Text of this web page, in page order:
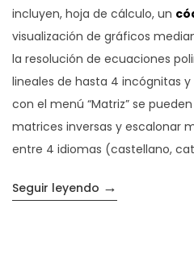
incluyen, hoja de cálculo, un
visualización de gráficos
la resolución de ecuaciones
lineales de hasta 4 incógnitas
con el menú “Matriz” se
matrices inversas y escalonar
entre 4 idiomas (castellano,
Seguir leyendo «La
→